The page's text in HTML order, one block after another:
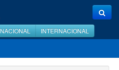
NACIONAL INTERNACIONAL